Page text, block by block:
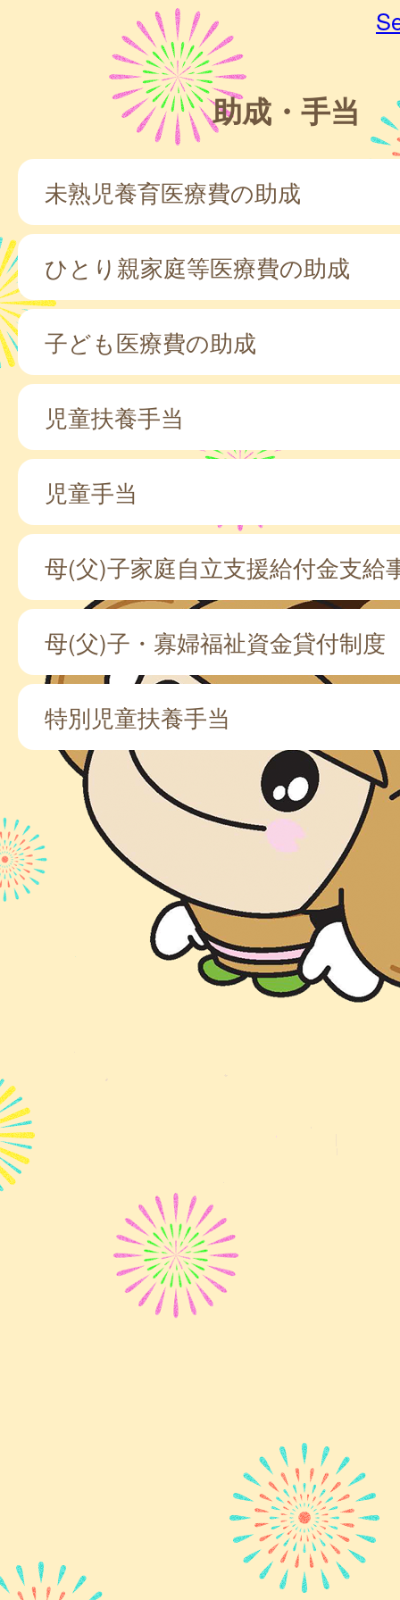
助成・手当
未熟児養育医療費の助成
ひとり親家庭等医療費の助成
子ども医療費の助成
児童扶養手当
児童手当
母(父)子家庭自立支援給付金支給
母(父)子・寡婦福祉資金貸付制度
特別児童扶養手当